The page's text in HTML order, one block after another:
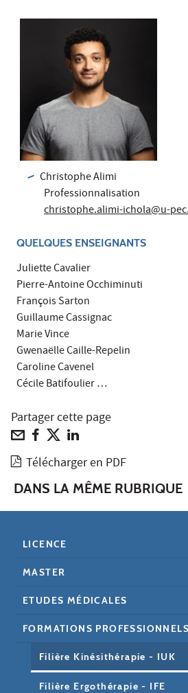
Christophe Alimi
Professionnalisation
christophe.alimi-ichola@u-
QUELQUES ENSEIGNANTS
Juliette Cavalier
Pierre-Antoine Occhiminuti
François Sarton
Guillaume Cassignac
Marie Vince
Gwenaëlle Caille-Repelin
Caroline Cavenel
Cécile Batifoulier …
Partager cette page
Télécharger en PDF
DANS LA MÊME RUBRIQUE
LICENCE
MASTER
ETUDES MÉDICALES
FORMATIONS
Filière Kinésithérapie - IUK
Filière Ergothérapie - IFE